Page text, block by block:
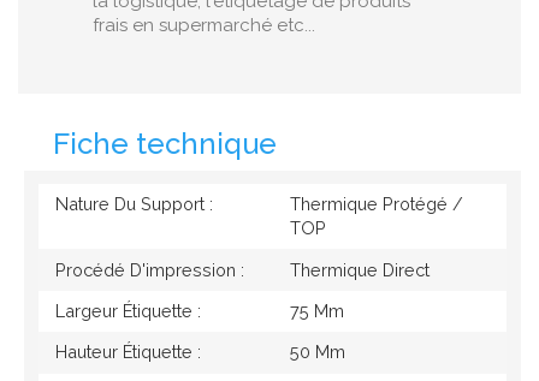
frais en supermarché etc...
Fiche technique
Nature Du Support :
Thermique Protégé /
TOP
Procédé D'impression : Thermique Direct
Largeur Étiquette : 75 Mm
Hauteur Étiquette : 50 Mm